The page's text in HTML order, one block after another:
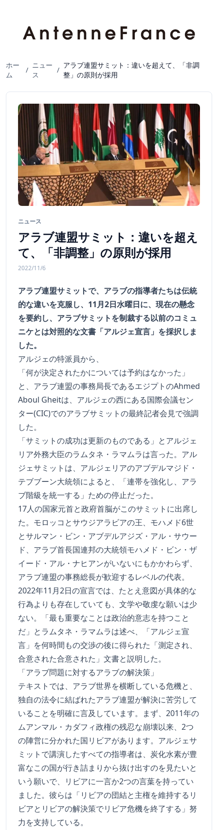
ホー
ム
/
ニュー
ス
/
アラブ連盟サミット：違いを超えて、「非調
整」の原則が採用
ニュース
アラブ連盟サミット：違いを超え
て、「非調整」の原則が採用
2022/11/6
アラブ連盟サミットで、アラブの指導者たちは伝統
的な違いを克服し、11月2日水曜日に、現在の懸念
を要約し、アラブサミットを制裁する以前のコミュ
ニケとは対照的な文書「アルジェ宣言」を採択しま
した。
アルジェの特派員から、
「何が決定されたかについては予約はなかった」
と、アラブ連盟の事務局長であるエジプトのAhmed
Aboul Gheitは、アルジェの西にある国際会議セン
ター(CIC)でのアラブサミットの最終記者会見で強調
した。
「サミットの成功は更新のものである」とアルジェ
リア外務大臣のラムタネ・ラマムラは言った。アル
ジェサミットは、アルジェリアのアブデルマジド・
テブブーン大統領によると、「連帯を強化し、アラ
ブ階級を統一する」ための停止だった。
17人の国家元首と政府首脳がこのサミットに出席し
た。モロッコとサウジアラビアの王、モハメド6世
とサルマン・ビン・アブデルアジズ・アル・サウー
ド、アラブ首長国連邦の大統領モハメド・ビン・ザ
イード・アル・ナヒアンがいないにもかかわらず、
アラブ連盟の事務総長が歓迎するレベルの代表。
2022年11月2日の宣言では、たとえ意図が具体的な
行為よりも存在していても、文学や敬虔な願いは少
ない。「最も重要なことは政治的意志を持つこと
だ」とラムタネ・ラマムラは述べ、「アルジェ宣
言」を何時間もの交渉の後に得られた「測定され、
合意された合意された」文書と説明した。
「アラブ問題に対するアラブの解決策」
テキストでは、アラブ世界を横断している危機と、
独自の法令に結ばれたアラブ連盟が解決に苦労して
いることを明確に言及しています。まず、2011年の
ムアンマル・カダフィ政権の残忍な崩壊以来、2つ
の陣営に分かれた国リビアがあります。アルジェサ
ミットで講演したすべての指導者は、炭化水素が豊
富なこの国が行き詰まりから抜け出すのを見たいと
いう願いで、リビアに一言か2つの言葉を持ってい
ました。彼らは「リビアの団結と主権を維持するリ
ビアとリビアの解決策でリビア危機を終了する」努
力を支持している。